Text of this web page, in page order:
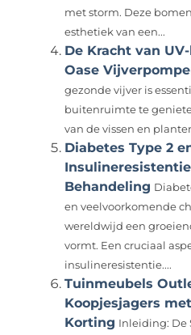
met storm. Deze
esthetiek van een...
De Kracht van
Oase
gezonde vijver is
buitenruimte te
van de vissen en
Diabetes Type 2
Behandeling
en veelvoorkomende
wereldwijd een
vormt. Een cruciaal
insulineresistentie....
Tuinmeubels
Koopjesjagers
Korting Inleiding: De